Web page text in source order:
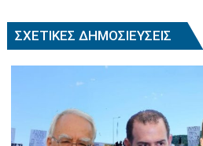
ΣΧΕΤΙΚΈΣ ΔΗΜΟΣΙΕΎΣΕΙΣ